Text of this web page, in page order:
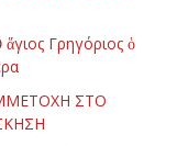
Γρηγόριος ὁ
ΣΤΟ